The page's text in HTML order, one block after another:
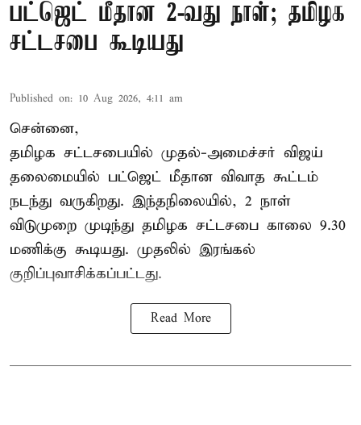
பட்ஜெட் மீதான 2-வது நாள்; தமிழக
சட்டசபை கூடியது
Published on: 10 Aug 2026, 4:11 am
சென்னை,
தமிழக சட்டசபையில் முதல்-அமைச்சர் விஜய்
தலைமையில் பட்ஜெட் மீதான விவாத கூட்டம்
நடந்து வருகிறது. இந்தநிலையில், 2 நாள்
விடுமுறை முடிந்து தமிழக சட்டசபை காலை 9.30
மணிக்கு கூடியது. முதலில் இரங்கல்
குறிப்புவாசிக்கப்பட்டது.
Read More